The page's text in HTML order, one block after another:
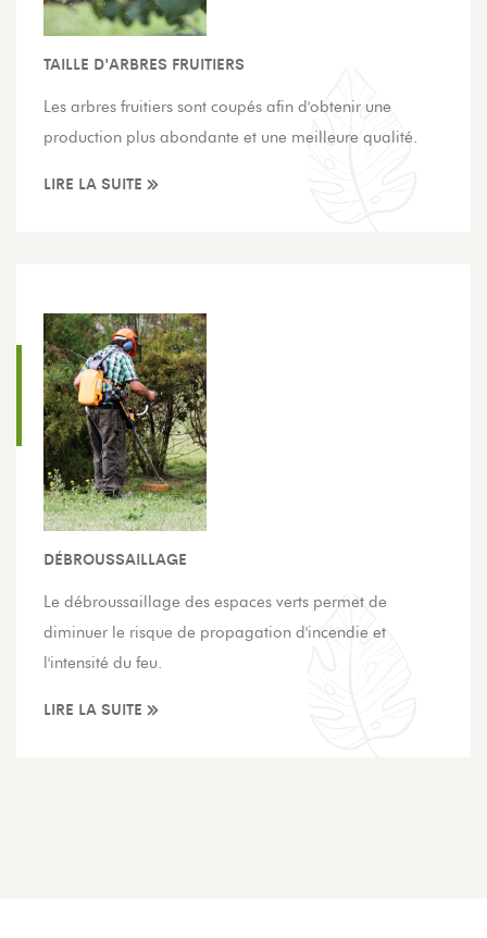
TAILLE D'ARBRES FRUITIERS
Les arbres fruitiers sont coupés afin d'obtenir une
production plus abondante et une meilleure qualité.
LIRE LA SUITE
DÉBROUSSAILLAGE
Le débroussaillage des espaces verts permet de
diminuer le risque de propagation d'incendie et
l'intensité du feu.
LIRE LA SUITE